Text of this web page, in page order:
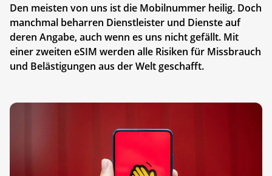
Den meisten von uns ist die Mobilnummer heilig. Doch
manchmal beharren Dienstleister und Dienste auf
deren Angabe, auch wenn es uns nicht gefällt. Mit
einer zweiten eSIM werden alle ­Risiken für Missbrauch
und Belästigungen aus der Welt geschafft.